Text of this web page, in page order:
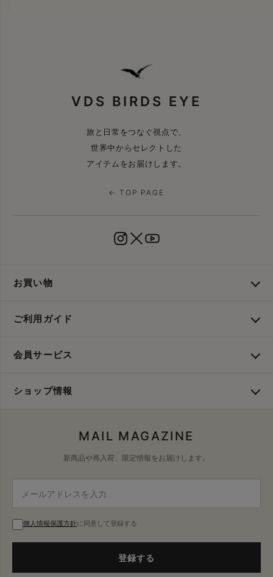
VDS BIRDS EYE
旅と日常をつなぐ視点で、
世界中からセレクトした
アイテムをお届けします。
← TOP PAGE
お買い物
ご利用ガイド
会員サービス
ショップ情報
MAIL MAGAZINE
新商品や再入荷、限定情報をお届けします。
個人情報保護方針に同意して登録する
登録する